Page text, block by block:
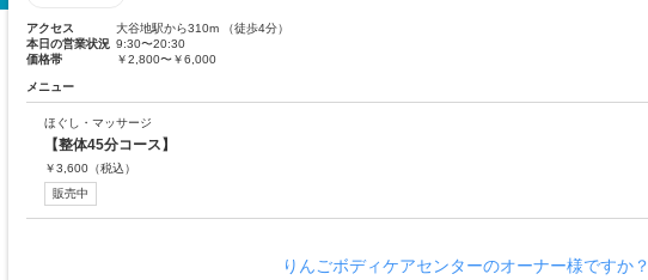
アクセス
大谷地駅から310m （徒歩4分）
本日の営業状況 9:30〜20:30
価格帯
￥2,800〜￥6,000
メニュー
ほぐし・マッサージ
【整体45分コース】
￥3,600 （税込）
販売中
りんごボディケアセンターのオーナー様ですか？